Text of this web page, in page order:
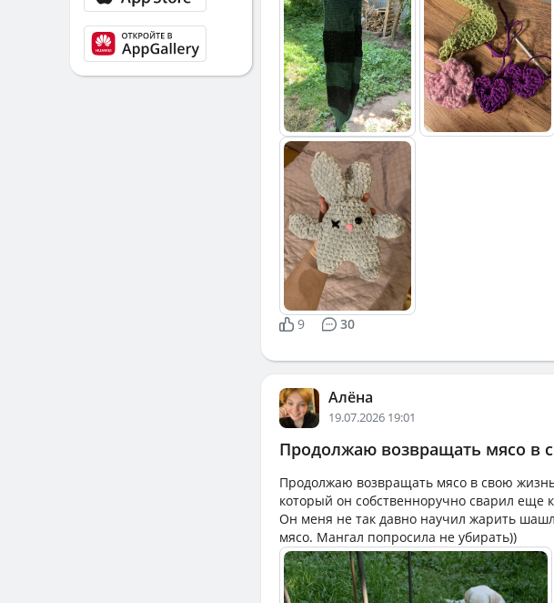
9 30
Алёна
19.07.2026 19:01
Продолжаю возвращать мясо в
Продолжаю возвращать мясо в свою
который он собственноручно сварил
Он меня не так давно научил жарить
мясо. Мангал попросила не убирать))